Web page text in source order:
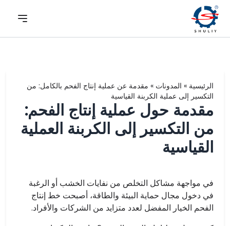
الرئيسية » المدونات » مقدمة عن عملية إنتاج الفحم بالكامل: من
التكسير إلى عملية الكربنة القياسية
مقدمة حول عملية إنتاج الفحم:
من التكسير إلى الكربنة العملية
القياسية
في مواجهة مشاكل التخلص من نفايات الخشب أو الرغبة
في دخول مجال حماية البيئة والطاقة، أصبحت خط إنتاج
الفحم الخيار المفضل لعدد متزايد من الشركات والأفراد.